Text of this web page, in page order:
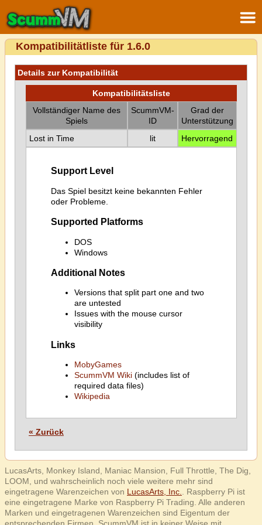
Kompatibilitätliste für 1.6.0
Details zur Kompatibilität
Kompatibilitätsliste
Vollständiger Name des
Spiels
ScummVM-
ID
Grad der
Unterstützung
Lost in Time
lit Hervorragend
Support Level
Das Spiel besitzt keine bekannten Fehler
oder Probleme.
Supported Platforms
DOS
Windows
Additional Notes
Versions that split part one and two
are untested
Issues with the mouse cursor
visibility
Links
MobyGames
ScummVM Wiki(includes list of
required data files)
Wikipedia
« Zurück
LucasArts, Monkey Island, Maniac Mansion, Full Throttle, The Dig,
LOOM, und wahrscheinlich noch viele weitere mehr sind
eingetragene Warenzeichen von LucasArts, Inc.
. Raspberry Pi ist
eine eingetragene Marke von Raspberry Pi Trading. Alle anderen
Marken und eingetragenen Warenzeichen sind Eigentum der